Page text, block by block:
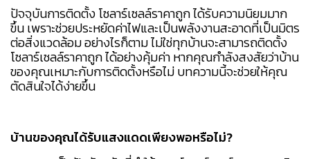
ปัจจุบันการติดตั้ง โซลาร์เซลล์ราคาถูก ได้รับความนิยมมาก
ขึ้น เพราะช่วยประหยัดค่าไฟและเป็นพลังงานสะอาดที่เป็นมิตร
ต่อสิ่งแวดล้อม อย่างไรก็ตาม ไม่ใช่ทุกบ้านจะสามารถติดตั้ง
โซลาร์เซลล์ราคาถูก ได้อย่างคุ้มค่า หากคุณกำลังสงสัยว่าบ้าน
ของคุณเหมาะกับการติดตั้งหรือไม่ บทความนี้จะช่วยให้คุณ
ตัดสินใจได้ง่ายขึ้น
บ้านของคุณได้รับแสงแดดเพียงพอหรือไม่?